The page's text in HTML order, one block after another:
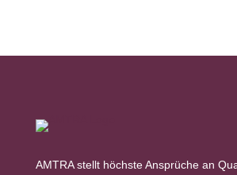
AMTRA stellt höchste Ansprüche an